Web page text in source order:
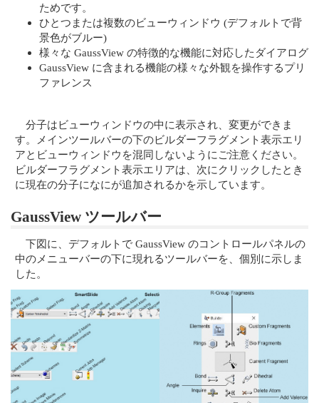
ためです。
ひとつまたは複数のビューウィンドウ (デフォルトで背
景色がブルー)
様々な GaussView の特徴的な機能に対応したダイアログ
GaussView に含まれる機能の様々な外観を操作するプリ
ファレンス
分子はビューウィンドウの中に表示され、変更ができま
す。メインツールバーの下のビルダーフラグメント表示エリ
アとビューウィンドウを混同しないようにご注意ください。
ビルダーフラグメント表示エリアは、次にクリックしたとき
に現在の分子になにが追加されるかを示しています。
GaussView ツールバー
下図に、デフォルトで GaussView のコントロールパネルの
中のメニューバーの下に現れるツールバーを、個別に示しま
した。